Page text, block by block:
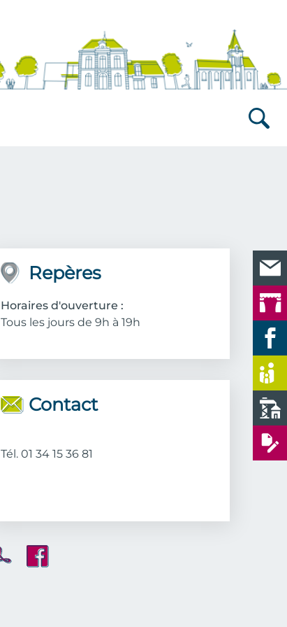
Repères
Horaires d'ouverture :
Tous les jours de 9h à 19h
Contact
Tél. 01 34 15 36 81